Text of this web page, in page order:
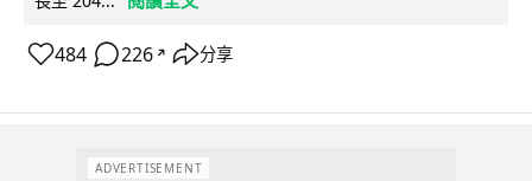
484 226 ↗ 分享
ADVERTISEMENT